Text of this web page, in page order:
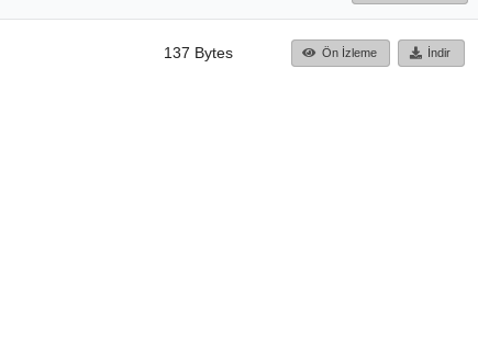
137 Bytes Ön İzleme İndir